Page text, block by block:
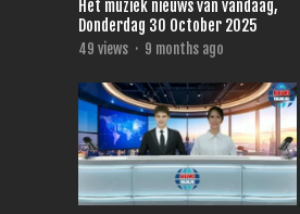
Het muziek nieuws van vandaag,
Donderdag 30 October 2025
49 views · 9 months ago